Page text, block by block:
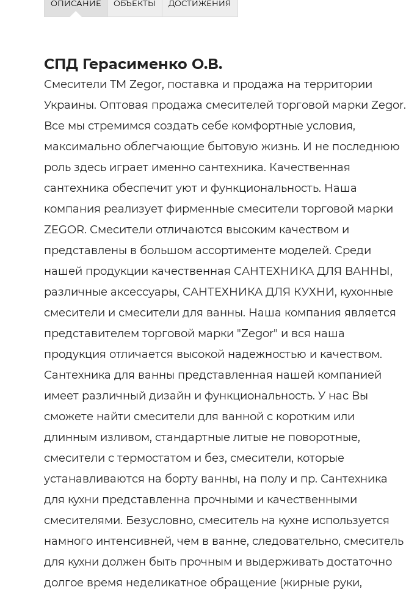
ОПИСАНИЕ ОБЪЕКТЫ ДОСТИЖЕНИЯ
СПД Герасименко О.В.
Смесители TM Zegor, поставка и продажа на территории
Украины. Оптовая продажа смесителей торговой марки Zegor.
Все мы стремимся создать себе комфортные условия,
максимально облегчающие бытовую жизнь. И не последнюю
роль здесь играет именно сантехника. Качественная
сантехника обеспечит уют и функциональность. Наша
компания реализует фирменные смесители торговой марки
ZEGOR. Смесители отличаются высоким качеством и
представлены в большом ассортименте моделей. Среди
нашей продукции качественная САНТЕХНИКА ДЛЯ ВАННЫ,
различные аксессуары, САНТЕХНИКА ДЛЯ КУХНИ, кухонные
смесители и смесители для ванны. Наша компания является
представителем торговой марки "Zegor" и вся наша
продукция отличается высокой надежностью и качеством.
Сантехника для ванны представленная нашей компанией
имеет различный дизайн и функциональность. У нас Вы
сможете найти смесители для ванной с коротким или
длинным изливом, стандартные литые не поворотные,
смесители с термостатом и без, смесители, которые
устанавливаются на борту ванны, на полу и пр. Сантехника
для кухни представленна прочными и качественными
смесителями. Безусловно, смеситель на кухне используется
намного интенсивней, чем в ванне, следовательно, смеситель
для кухни должен быть прочным и выдерживать достаточно
долгое время неделикатное обращение (жирные руки,